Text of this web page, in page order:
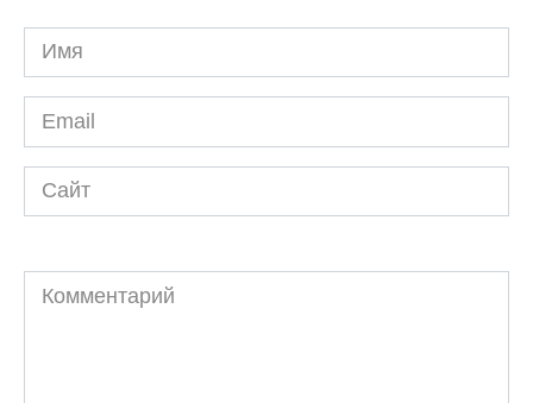
Имя
*
Email
*
Сайт
Комментарий